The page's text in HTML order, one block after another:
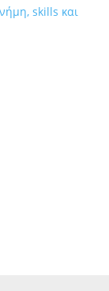
skills και